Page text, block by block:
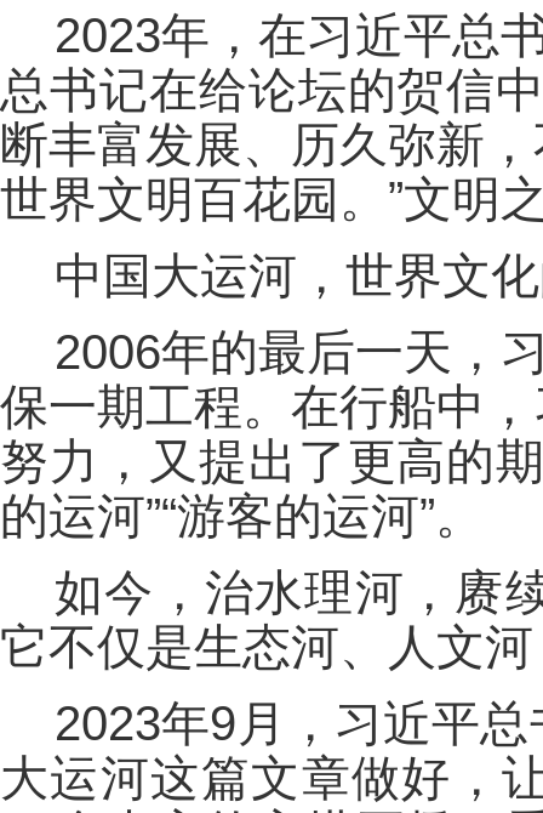
2023年，在习近平总
总书记在给论坛的贺信
断丰富发展、历久弥新
世界文明百花园。”文明
中国大运河，世界文
2006年的最后一天，
保一期工程。在行船中
努力，又提出了更高的
的运河”“游客的运河”。
如今，治水理河，赓
它不仅是生态河、人文
2023年9月，习近平
大运河这篇文章做好，